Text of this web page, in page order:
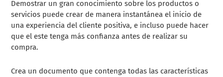
Demostrar un gran conocimiento sobre los productos o
servicios puede crear de manera instantánea el inicio de
una experiencia del cliente positiva, e incluso puede hacer
que el este tenga más confianza antes de realizar su
compra.
Crea un documento que contenga todas las características